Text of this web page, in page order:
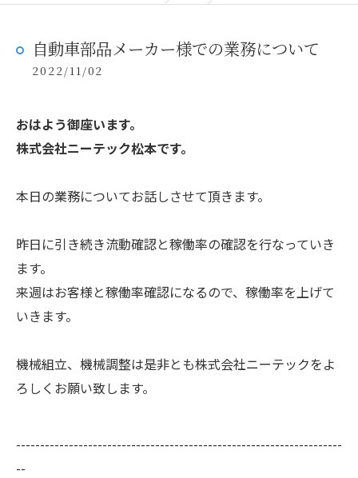
自動車部品メーカー様での業務について
2022/11/02
おはよう御座います。
株式会社ニーテック松本です。
本日の業務についてお話しさせて頂きます。
昨日に引き続き流動確認と稼働率の確認を行なっていき
ます。
来週はお客様と稼働率確認になるので、稼働率を上げて
いきます。
機械組立、機械調整は是非とも株式会社ニーテックをよ
ろしくお願い致します。
--------------------------------------------------------------------
--